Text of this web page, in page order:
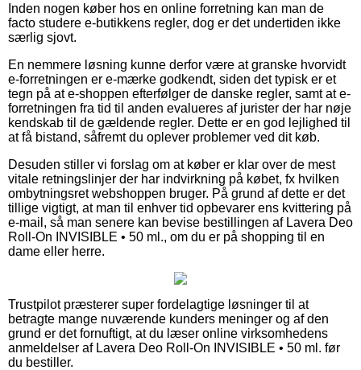
Inden nogen køber hos en online forretning kan man de
facto studere e-butikkens regler, dog er det undertiden ikke
særlig sjovt.
En nemmere løsning kunne derfor være at granske hvorvidt
e-forretningen er e-mærke godkendt, siden det typisk er et
tegn på at e-shoppen efterfølger de danske regler, samt at e-
forretningen fra tid til anden evalueres af jurister der har nøje
kendskab til de gældende regler. Dette er en god lejlighed til
at få bistand, såfremt du oplever problemer ved dit køb.
Desuden stiller vi forslag om at køber er klar over de mest
vitale retningslinjer der har indvirkning på købet, fx hvilken
ombytningsret webshoppen bruger. På grund af dette er det
tillige vigtigt, at man til enhver tid opbevarer ens kvittering på
e-mail, så man senere kan bevise bestillingen af Lavera Deo
Roll-On INVISIBLE • 50 ml., om du er på shopping til en
dame eller herre.
Trustpilot præsterer super fordelagtige løsninger til at
betragte mange nuværende kunders meninger og af den
grund er det fornuftigt, at du læser online virksomhedens
anmeldelser af Lavera Deo Roll-On INVISIBLE • 50 ml. før
du bestiller.